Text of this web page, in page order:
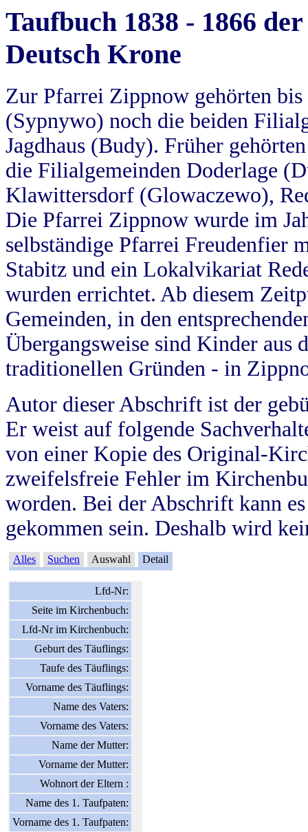
Taufbuch 1838 - 1866
Deutsch Krone
Zur Pfarrei Zippnow gehörten
(Sypnywo) noch die beiden
Jagdhaus (Budy). Früher
die Filialgemeinden Doderlage
Klawittersdorf (Glowaczewo),
Die Pfarrei Zippnow wurde im
selbständige Pfarrei Freudenfier
Stabitz und ein Lokalvikariat
wurden errichtet. Ab diesem
Gemeinden, in den
Übergangsweise sind Kinder aus
traditionellen Gründen - in
Autor dieser Abschrift ist der
Er weist auf folgende
von einer Kopie des Original-
zweifelsfreie Fehler im
worden. Bei der Abschrift kann
gekommen sein. Deshalb wird
Alles Suchen Auswahl Detail
Lfd-Nr:
Seite im Kirchenbuch:
Lfd-Nr im Kirchenbuch:
Geburt des Täuflings:
Taufe des Täuflings:
Vorname des Täuflings:
Name des Vaters:
Vorname des Vaters:
Name der Mutter:
Vorname der Mutter:
Wohnort der Eltern :
Name des 1. Taufpaten:
Vorname des 1. Taufpaten: